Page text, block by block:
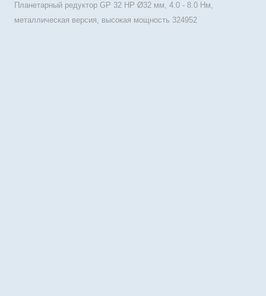
Планетарный редуктор GP 32 HP Ø32 мм, 4.0 - 8.0 Нм,
металлическая версия, высокая мощность 324952